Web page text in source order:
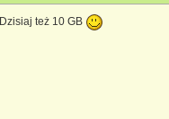
Dzisiaj też 10 GB